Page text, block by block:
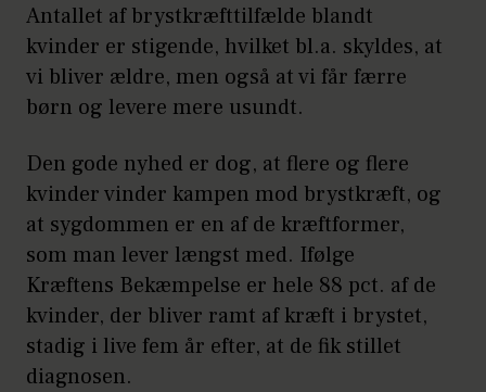
Antallet af brystkræfttilfælde blandt
kvinder er stigende, hvilket bl.a. skyldes, at
vi bliver ældre, men også at vi får færre
børn og levere mere usundt.
Den gode nyhed er dog, at flere og flere
kvinder vinder kampen mod brystkræft, og
at sygdommen er en af de kræftformer,
som man lever længst med. Ifølge
Kræftens Bekæmpelse er hele 88 pct. af de
kvinder, der bliver ramt af kræft i brystet,
stadig i live fem år efter, at de fik stillet
diagnosen.